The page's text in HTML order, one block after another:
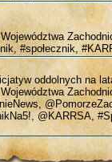
#społecznik,
oddolnych na
@KARRSA,